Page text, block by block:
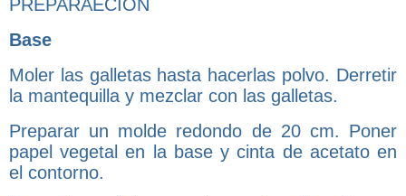
PREPARAECIÓN
Base
Moler las galletas hasta hacerlas polvo. Derretir
la mantequilla y mezclar con las galletas.
Preparar un molde redondo de 20 cm. Poner
papel vegetal en la base y cinta de acetato en
el contorno.